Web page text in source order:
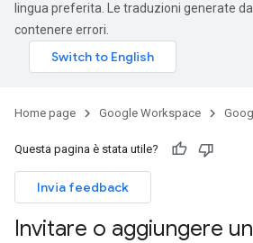
lingua preferita. Le traduzioni generate
contenere errori.
Home page Google Workspace
Questa pagina è stata utile?
Invia feedback
Invitare o aggiungere